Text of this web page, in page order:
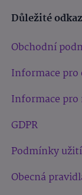
Důležité
Obchodní
Informace
Informace pro
GDPR
Podmínky
Obecná